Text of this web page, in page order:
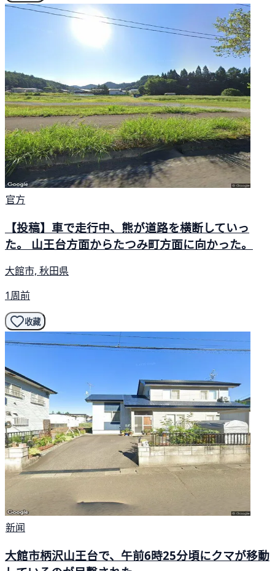
官方
【投稿】車で走行中、熊が道路を横断していっ
た。 山王台方面からたつみ町方面に向かった。
大館市, 秋田県
1周前
收藏
新闻
大館市柄沢山王台で、午前6時25分頃にクマが移動